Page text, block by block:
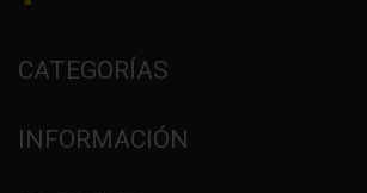
CATEGORÍAS
INFORMACIÓN